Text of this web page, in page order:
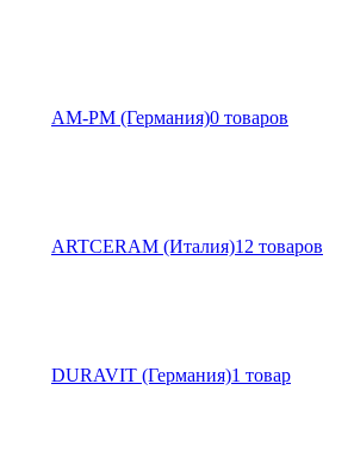
AM-PM (Германия)0 товаров
ARTCERAM (Италия)12 товаров
DURAVIT (Германия)1 товар